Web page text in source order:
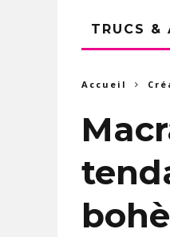
TRUCS &
Accueil